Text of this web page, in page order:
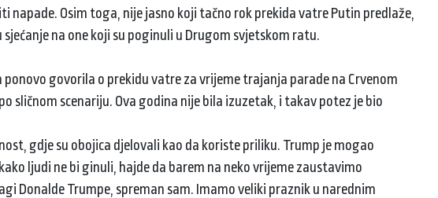
Osim toga, nije jasno koji tačno rok prekida vatre Putin predlaže,
na one koji su poginuli u Drugom svjetskom ratu.
govorila o prekidu vatre za vrijeme trajanja parade na Crvenom
sličnom scenariju. Ova godina nije bila izuzetak, i takav potez je bio
gdje su obojica djelovali kao da koriste priliku. Trump je mogao
ljudi ne bi ginuli, hajde da barem na neko vrijeme zaustavimo
Donalde Trumpe, spreman sam. Imamo veliki praznik u narednim